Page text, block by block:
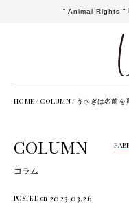
“ Animal Rights ”
HOME / COLUMN / うさぎは名前を
COLUMN
コラム
POSTED on 2023.03.26